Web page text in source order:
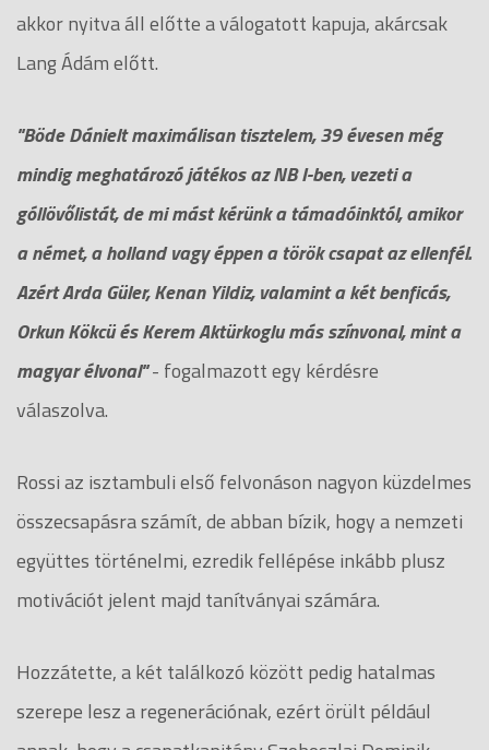
akkor nyitva áll előtte a válogatott kapuja, akárcsak
Lang Ádám előtt.
"Böde Dánielt maximálisan tisztelem, 39 évesen még
mindig meghatározó játékos az NB I-ben, vezeti a
góllövőlistát, de mi mást kérünk a támadóinktól, amikor
a német, a holland vagy éppen a török csapat az ellenfél.
Azért Arda Güler, Kenan Yildiz, valamint a két benficás,
Orkun Kökcü és Kerem Aktürkoglu más színvonal, mint a
magyar élvonal"- fogalmazott egy kérdésre
válaszolva.
Rossi az isztambuli első felvonáson nagyon küzdelmes
összecsapásra számít, de abban bízik, hogy a nemzeti
együttes történelmi, ezredik fellépése inkább plusz
motivációt jelent majd tanítványai számára.
Hozzátette, a két találkozó között pedig hatalmas
szerepe lesz a regenerációnak, ezért örült például